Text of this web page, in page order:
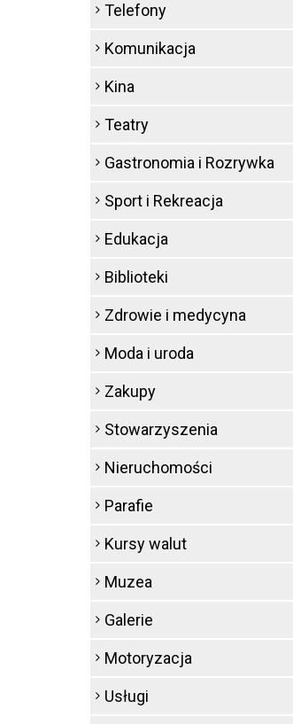
Telefony
Komunikacja
Kina
Teatry
Gastronomia i Rozrywka
Sport i Rekreacja
Edukacja
Biblioteki
Zdrowie i medycyna
Moda i uroda
Zakupy
Stowarzyszenia
Nieruchomości
Parafie
Kursy walut
Muzea
Galerie
Motoryzacja
Usługi